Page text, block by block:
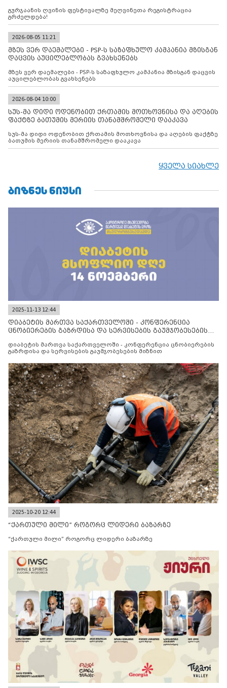
გურჯაანის ღვინის ფესტივალზე მეღვინეთა რეგისტრაცია
გრძელდება!
2026-08-05 11:21
მზეს ვერ დაემალები - PSP-ს საზაფხულო კამპანია მზისგან
დაცვის აუცილებლობას გვახსენებს
მზეს ვერ დაემალები - PSP-ს საზაფხულო კამპანია მზისგან დაცვის
აუცილებლობას გვახსენებს
2026-08-04 10:00
სუს-მა დიდი ოდენობით ქრთამის მოთხოვნისა და აღების
ფაქტზე ბათუმის მერიის თანამშრომელი დააკავა
სუს-მა დიდი ოდენობით ქრთამის მოთხოვნისა და აღების ფაქტზე
ბათუმის მერიის თანამშრომელი დააკავა
ყველა სიახლე
ᲑᲘᲖᲜᲔᲡ ᲜᲘᲣᲡᲘ
2025-11-13 12:44
დიაბეტის მართვა საქართველოში - კონფერენცია
ცნობიერების გაზრდისა და სერვისების გაუმჯობესების
დიაბეტის მართვა საქართველოში - კონფერენცია ცნობიერების
გაზრდისა და სერვისების გაუმჯობესების მიზნით
2025-10-20 12:44
“ქართული მილი” როგორც ლიდერი ბაზარზე
“ქართული მილი” როგორც ლიდერი ბაზარზე